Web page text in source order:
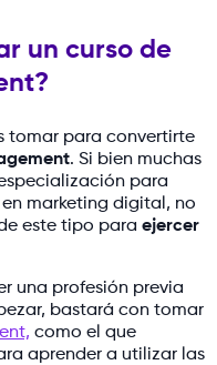
un curso de
tomar para convertirte
. Si bien muchas
para
marketing digital, no
este tipo para ejercer
una profesión previa
bastará con tomar
como el que
aprender a utilizar las